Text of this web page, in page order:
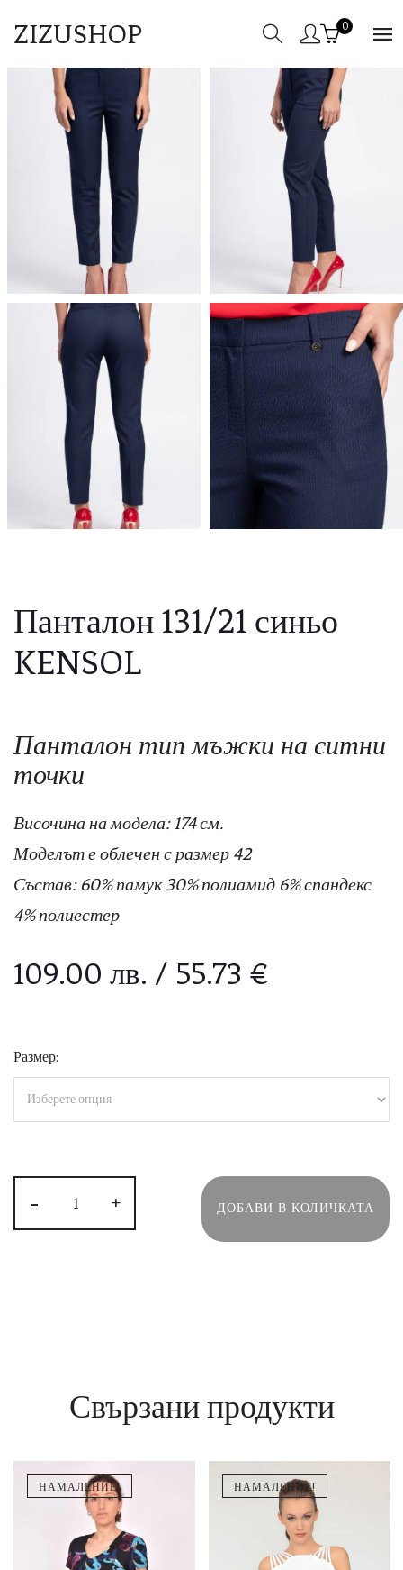
ZIZUSHOP 0
Панталон 131/21 синьо
KENSOL
Панталон тип мъжки на ситни
точки
Височина на модела: 174 см.
Моделът е облечен с размер 42
Състав: 60% памук 30% полиамид 6% спандекс
4% полиестер
109.00 лв. / 55.73 €
Размер:
- + ДОБАВИ В КОЛИЧКАТА
Свързани продукти
НАМАЛЕНИЕ! НАМАЛЕНИЕ!